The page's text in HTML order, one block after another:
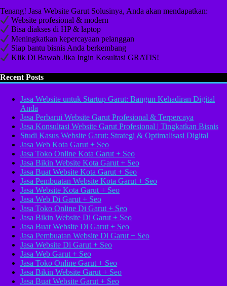
Tenang! Jasa Website Garut Solusinya, Anda akan mendapatkan:
Website profesional & modern
Bisa diakses di HP & laptop
Meningkatkan kepercayaan pelanggan
Siap bantu bisnis Anda berkembang
Klik Di Bawah Jika Ingin Kosultasi GRATIS!
Recent Posts
Jasa Website untuk Startup Garut: Bangun Kehadiran Digital
Anda
Jasa Perbarui Website Garut Profesional & Terpercaya
Jasa Konsultasi Website Garut Profesional | Tingkatkan Bisnis
Studi Kasus Website Garut: Strategi & Optimalisasi Digital
Jasa Web Kota Garut + Seo
Jasa Toko Online Kota Garut + Seo
Jasa Bikin Website Kota Garut + Seo
Jasa Buat Website Kota Garut + Seo
Jasa Pembuatan Website Kota Garut + Seo
Jasa Website Kota Garut + Seo
Jasa Web Di Garut + Seo
Jasa Toko Online Di Garut + Seo
Jasa Bikin Website Di Garut + Seo
Jasa Buat Website Di Garut + Seo
Jasa Pembuatan Website Di Garut + Seo
Jasa Website Di Garut + Seo
Jasa Web Garut + Seo
Jasa Toko Online Garut + Seo
Jasa Bikin Website Garut + Seo
Jasa Buat Website Garut + Seo